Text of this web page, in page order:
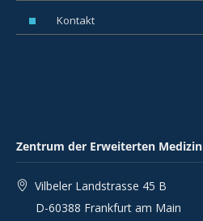
Kontakt
Zentrum der Erweiterten Medizin
Vilbeler Landstrasse 45 B
D-60388 Frankfurt am Main